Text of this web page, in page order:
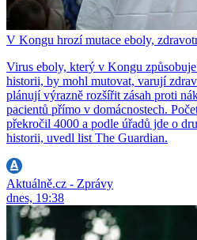
V Kongu hrozí mutace eboly,
Virus eboly, který v Kongu
historii, by mohl mutovat, varují
plánují výrazně rozšířit zásah proti
pacientů přímo v domácnostech.
překročil 4000 a podle úřadů jde o
historii, uvedl list The Guardian.
Aktuálně.cz - Zprávy
dnes, 19:38